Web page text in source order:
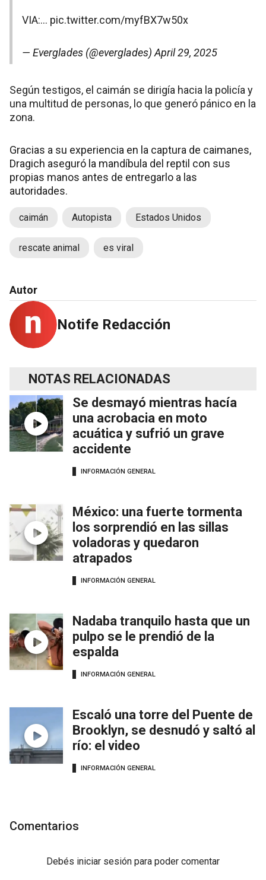
VIA:… pic.twitter.com/myfBX7w50x
— Everglades (@everglades)April 29, 2025
Según testigos, el caimán se dirigía hacia la policía y
una multitud de personas, lo que generó pánico en la
zona.
Gracias a su experiencia en la captura de caimanes,
Dragich aseguró la mandíbula del reptil con sus
propias manos antes de entregarlo a las
autoridades.
caimán Autopista Estados Unidos
rescate animal es viral
Autor
Notife Redacción
NOTAS RELACIONADAS
Se desmayó mientras hacía
una acrobacia en moto
acuática y sufrió un grave
accidente
INFORMACIÓN GENERAL
México: una fuerte tormenta
los sorprendió en las sillas
voladoras y quedaron
atrapados
INFORMACIÓN GENERAL
Nadaba tranquilo hasta que un
pulpo se le prendió de la
espalda
INFORMACIÓN GENERAL
Escaló una torre del Puente de
Brooklyn, se desnudó y saltó al
río: el video
INFORMACIÓN GENERAL
Comentarios
Debés iniciar sesión para poder comentar